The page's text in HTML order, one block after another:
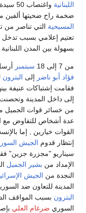
اللبنانية
ضخمة راح ضحيتها ألفين
المسيحية التي تناصر من
تعتيم إعلامي بسبب تدخل
بسهولة بين المدن
من 7 إلى 18 سبتمبر
فؤاد أبو ناضر إلى البترون
فقامت إشتباكات عنيفة
إلى داخل المدينة
من خسائر قوات الجميل
عدة أشخاص للتفاوض مع
القوات خيارين , إما
إنتظار قدوم الجيش
سيناريو "مجزرة جزين"
الإمداد من بشير الجميل
النجدة من الجيش
المدينة للتعاون ضد
البترون بسبب المواقف
السوري ضرغام العلي